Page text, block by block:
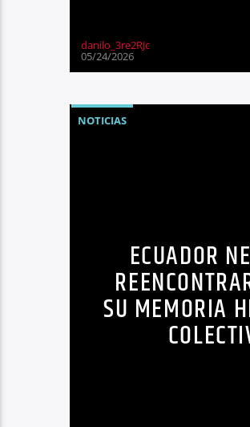
danilo_3re2RJc
05/24/2026
NOTICIAS
ECUADOR
SU MEMORIA